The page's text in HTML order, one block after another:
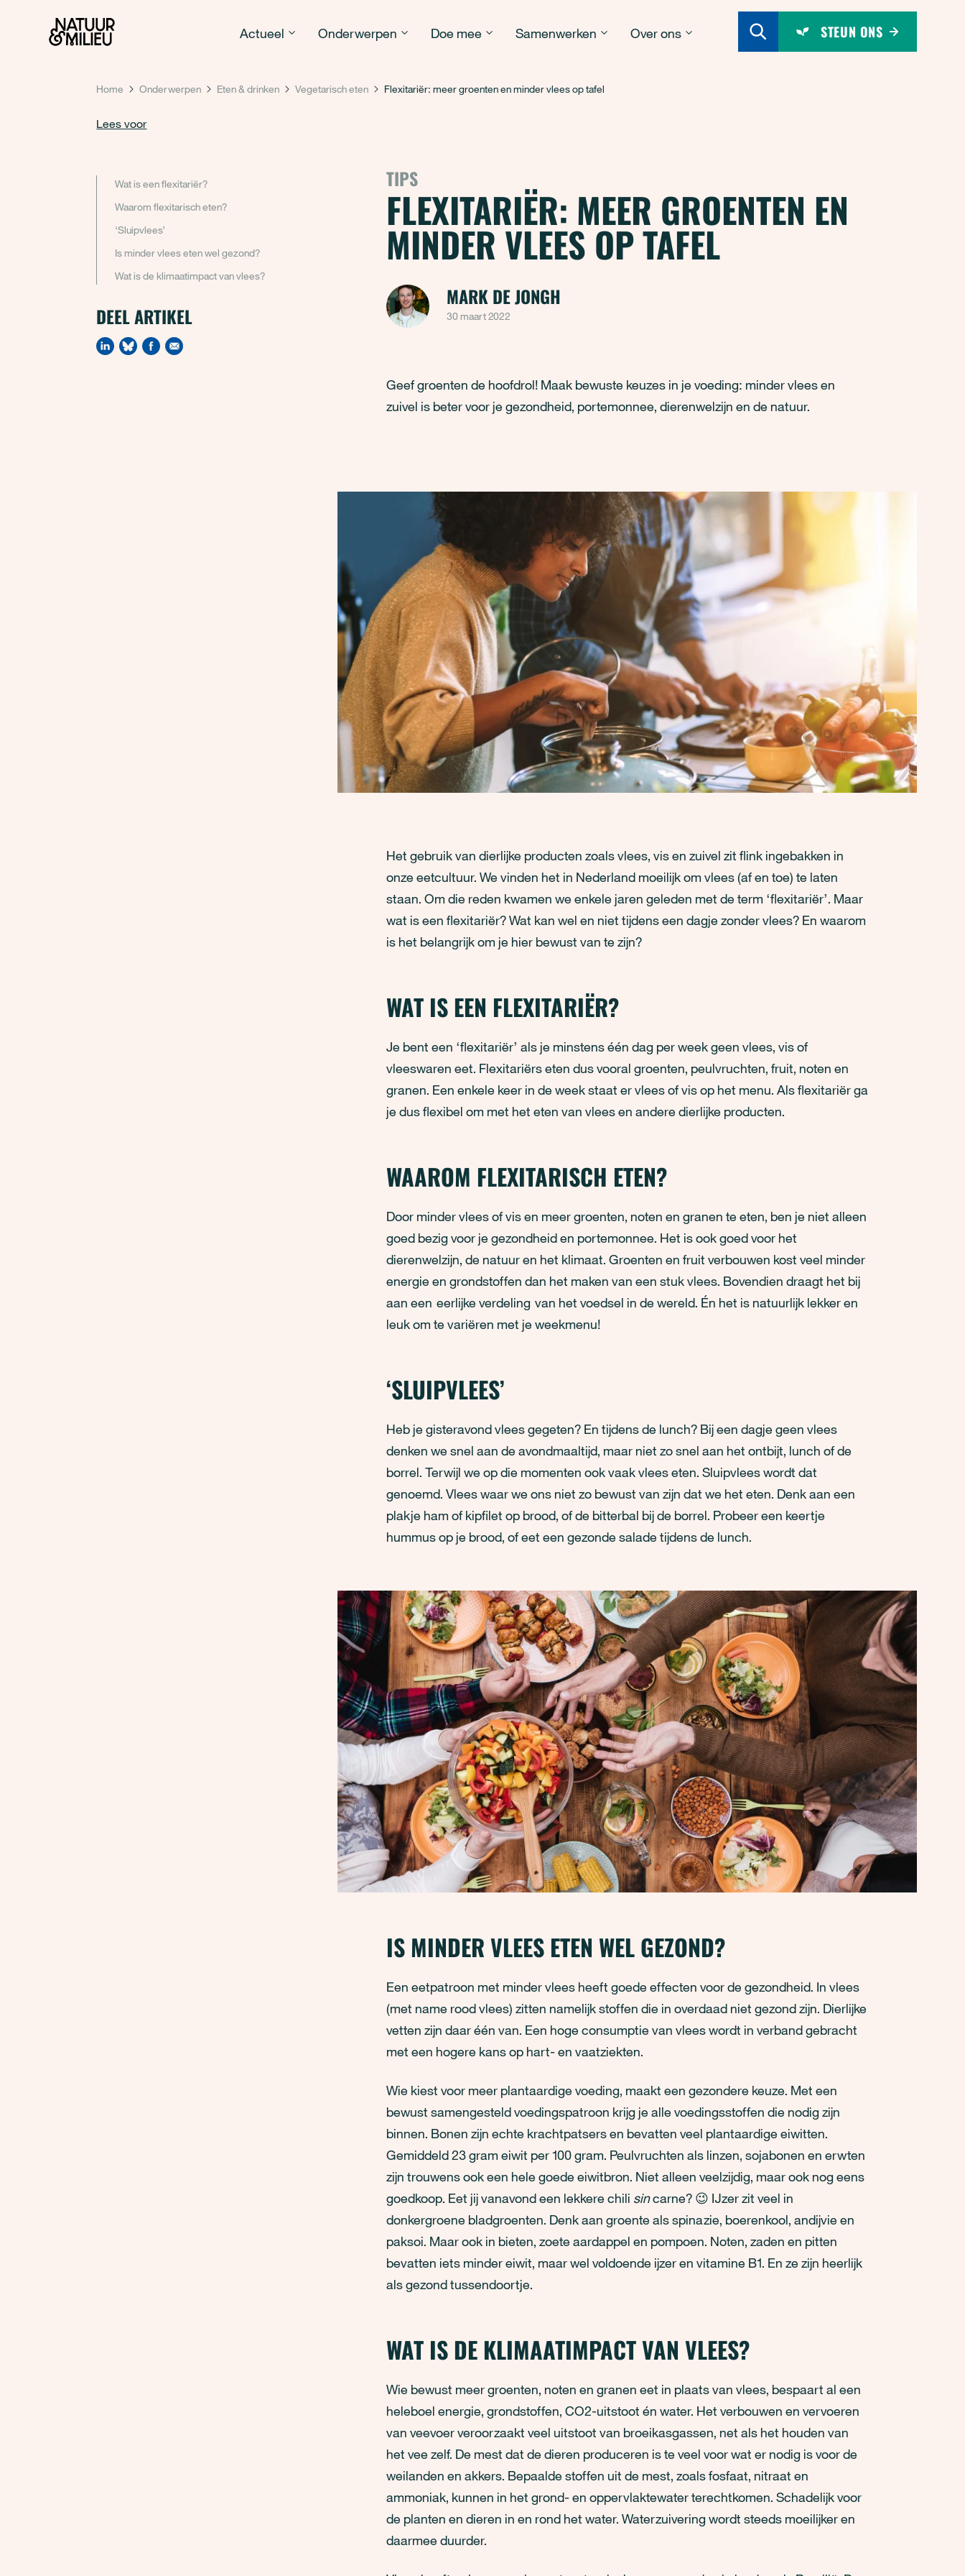
Natuur & Milieu homepage
Actueel Onderwerpen Doe mee Samenwerken Over ons STEUN ONS
Home Onderwerpen Eten & drinken Vegetarisch eten Flexitariër: meer groenten en minder vlees op tafel
Lees voor
Wat is een flexitariër?
Waarom flexitarisch eten?
‘Sluipvlees’
Is minder vlees eten wel gezond?
Wat is de klimaatimpact van vlees?
DEEL ARTIKEL
TIPS
FLEXITARIËR: MEER GROENTEN EN
MINDER VLEES OP TAFEL
MARK DE JONGH
30 maart 2022
Geef groenten de hoofdrol! Maak bewuste keuzes in je voeding: minder vlees en
zuivel is beter voor je gezondheid, portemonnee, dierenwelzijn en de natuur.
Het gebruik van dierlijke producten zoals vlees, vis en zuivel zit flink ingebakken in
onze eetcultuur. We vinden het in Nederland moeilijk om vlees (af en toe) te laten
staan. Om die reden kwamen we enkele jaren geleden met de term ‘flexitariër’. Maar
wat is een flexitariër? Wat kan wel en niet tijdens een dagje zonder vlees? En waarom
is het belangrijk om je hier bewust van te zijn?
WAT IS EEN FLEXITARIËR?
Je bent een ‘flexitariër’ als je minstens één dag per week geen vlees, vis of
vleeswaren eet. Flexitariërs eten dus vooral groenten, peulvruchten, fruit, noten en
granen. Een enkele keer in de week staat er vlees of vis op het menu. Als flexitariër ga
je dus flexibel om met het eten van vlees en andere dierlijke producten.
WAAROM FLEXITARISCH ETEN?
Door minder vlees of vis en meer groenten, noten en granen te eten, ben je niet alleen
goed bezig voor je gezondheid en portemonnee. Het is ook goed voor het
dierenwelzijn, de natuur en het klimaat. Groenten en fruit verbouwen kost veel minder
energie en grondstoffen dan het maken van een stuk vlees. Bovendien draagt het bij
aan een eerlijke verdeling van het voedsel in de wereld. Én het is natuurlijk lekker en
leuk om te variëren met je weekmenu!
‘SLUIPVLEES’
Heb je gisteravond vlees gegeten? En tijdens de lunch? Bij een dagje geen vlees
denken we snel aan de avondmaaltijd, maar niet zo snel aan het ontbijt, lunch of de
borrel. Terwijl we op die momenten ook vaak vlees eten. Sluipvlees wordt dat
genoemd. Vlees waar we ons niet zo bewust van zijn dat we het eten. Denk aan een
plakje ham of kipfilet op brood, of de bitterbal bij de borrel. Probeer een keertje
hummus op je brood, of eet een gezonde salade tijdens de lunch.
IS MINDER VLEES ETEN WEL GEZOND?
Een eetpatroon met minder vlees heeft goede effecten voor de gezondheid. In vlees
(met name rood vlees) zitten namelijk stoffen die in overdaad niet gezond zijn. Dierlijke
vetten zijn daar één van. Een hoge consumptie van vlees wordt in verband gebracht
met een hogere kans op hart- en vaatziekten.
Wie kiest voor meer plantaardige voeding, maakt een gezondere keuze. Met een
bewust samengesteld voedingspatroon krijg je alle voedingsstoffen die nodig zijn
binnen. Bonen zijn echte krachtpatsers en bevatten veel plantaardige eiwitten.
Gemiddeld 23 gram eiwit per 100 gram. Peulvruchten als linzen, sojabonen en erwten
zijn trouwens ook een hele goede eiwitbron. Niet alleen veelzijdig, maar ook nog eens
goedkoop. Eet jij vanavond een lekkere chili sincarne? 😉 IJzer zit veel in
donkergroene bladgroenten. Denk aan groente als spinazie, boerenkool, andijvie en
paksoi. Maar ook in bieten, zoete aardappel en pompoen. Noten, zaden en pitten
bevatten iets minder eiwit, maar wel voldoende ijzer en vitamine B1. En ze zijn heerlijk
als gezond tussendoortje.
WAT IS DE KLIMAATIMPACT VAN VLEES?
Wie bewust meer groenten, noten en granen eet in plaats van vlees, bespaart al een
heleboel energie, grondstoffen, CO2-uitstoot én water. Het verbouwen en vervoeren
van veevoer veroorzaakt veel uitstoot van broeikasgassen, net als het houden van
het vee zelf. De mest dat de dieren produceren is te veel voor wat er nodig is voor de
weilanden en akkers. Bepaalde stoffen uit de mest, zoals fosfaat, nitraat en
ammoniak, kunnen in het grond- en oppervlaktewater terechtkomen. Schadelijk voor
de planten en dieren in en rond het water. Waterzuivering wordt steeds moeilijker en
daarmee duurder.